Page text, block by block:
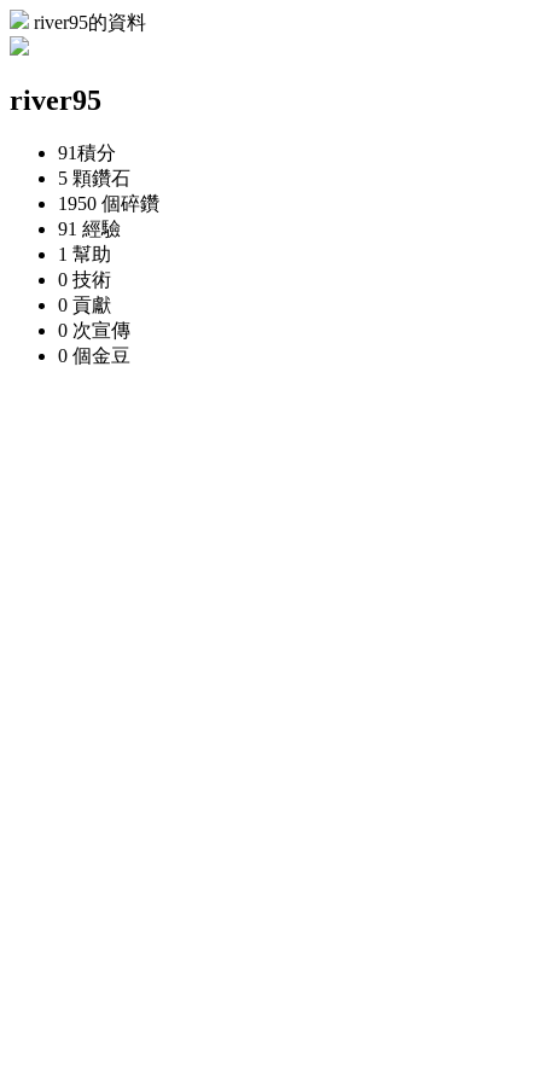
river95的資料
river95
91積分
5 顆鑽石
1950 個碎鑽
91 經驗
1 幫助
0 技術
0 貢獻
0 次宣傳
0 個金豆